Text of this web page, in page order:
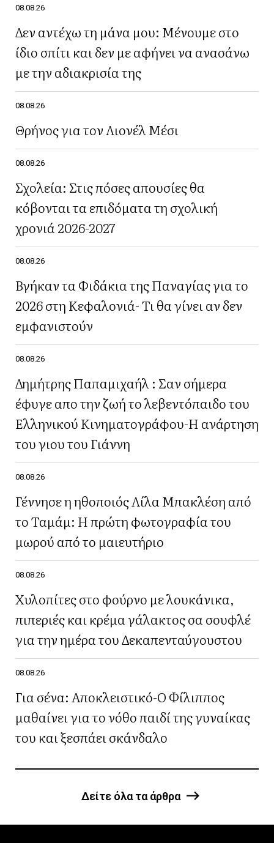
08.08.26
Δεν αντέχω τη μάνα μου: Μένουμε στο
ίδιο σπίτι και δεν με αφήνει να ανασάνω
με την αδιακρισία της
08.08.26
Θρήνος για τον Λιονέλ Μέσι
08.08.26
Σχολεία: Στις πόσες απουσίες θα
κόβονται τα επιδόματα τη σχολική
χρονιά 2026-2027
08.08.26
Βγήκαν τα Φιδάκια της Παναγίας για το
2026 στη Κεφαλονιά- Τι θα γίνει αν δεν
εμφανιστούν
08.08.26
Δημήτρης Παπαμιχαήλ : Σαν σήμερα
έφυγε απο την ζωή το λεβεντόπαιδο του
Ελληνικού Κινηματογράφου-Η ανάρτηση
του γιου του Γιάννη
08.08.26
Γέννησε η ηθοποιός Λίλα Μπακλέση από
το Ταμάμ: Η πρώτη φωτογραφία του
μωρού από το μαιευτήριο
08.08.26
Χυλοπίτες στο φούρνο με λουκάνικα,
πιπεριές και κρέμα γάλακτος σα σουφλέ
για την ημέρα του Δεκαπενταύγουστου
08.08.26
Για σένα: Αποκλειστικό-Ο Φίλιππος
μαθαίνει για το νόθο παιδί της γυναίκας
του και ξεσπάει σκάνδαλο
Δείτε όλα τα άρθρα